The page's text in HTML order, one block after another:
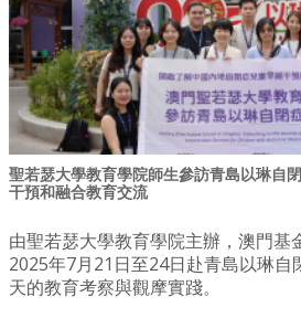
聖若瑟大學教育學院師生參訪青島以琳自
干預和融合教育交流
由聖若瑟大學教育學院主辦，澳門基
2025年7月21日至24日赴青島以琳自
天的教育考察與觀摩實踐。